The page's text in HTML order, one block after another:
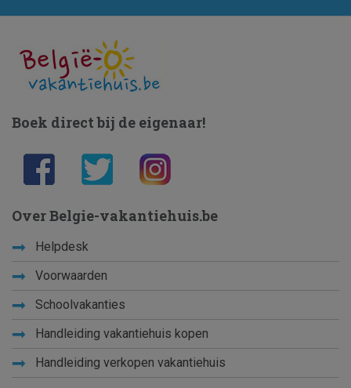
Boek direct bij de eigenaar!
Over Belgie-vakantiehuis.be
Helpdesk
Voorwaarden
Schoolvakanties
Handleiding vakantiehuis kopen
Handleiding verkopen vakantiehuis